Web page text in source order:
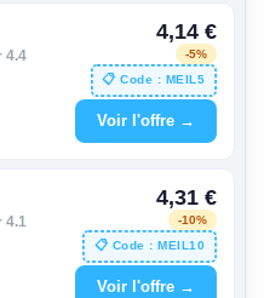
4,14 €
-5%
📋 Code : MEIL5
Voir l'offre →
4,31 €
-10%
📋 Code : MEIL10
Voir l'offre →